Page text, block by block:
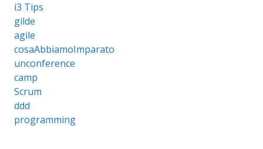
i3 Tips
gilde
agile
cosaAbbiamoImparato
unconference
camp
Scrum
ddd
programming